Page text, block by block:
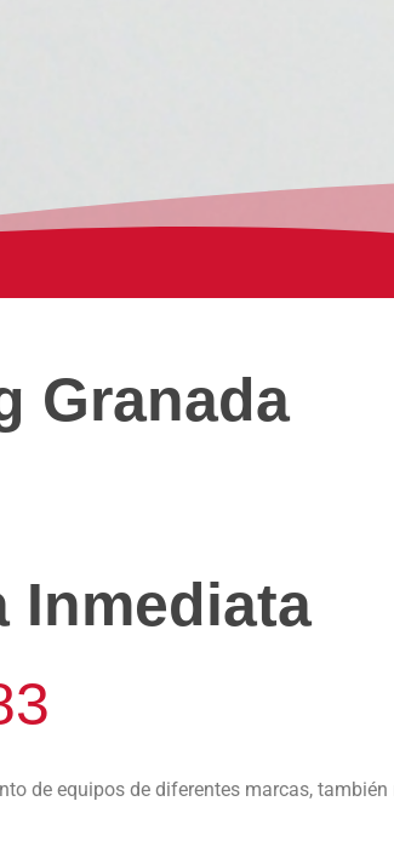
Granada
Inmediata
de equipos de diferentes marcas, también